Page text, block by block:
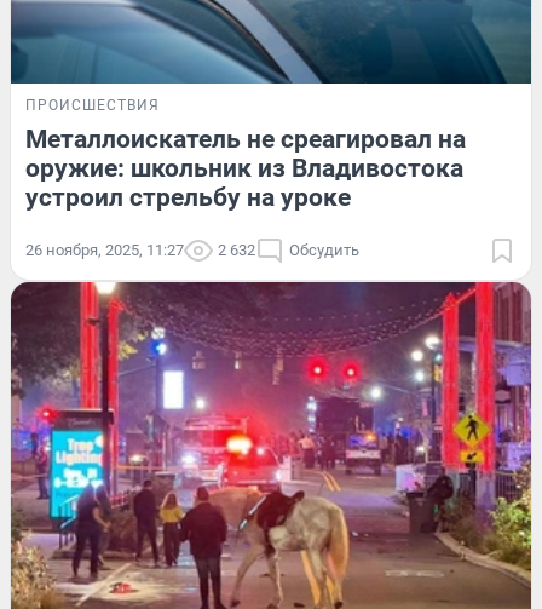
ПРОИСШЕСТВИЯ
Металлоискатель не среагировал на
оружие: школьник из Владивостока
устроил стрельбу на уроке
26 ноября, 2025, 11:27 2 632 Обсудить